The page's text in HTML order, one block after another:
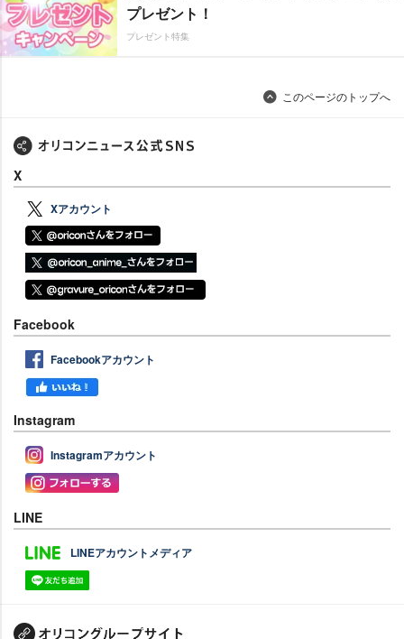
プレゼント！
プレゼント特集
このページのトップへ
X
Xアカウント
Facebook
Facebookアカウント
Instagram
Instagramアカウント
LINE
LINEアカウントメディア